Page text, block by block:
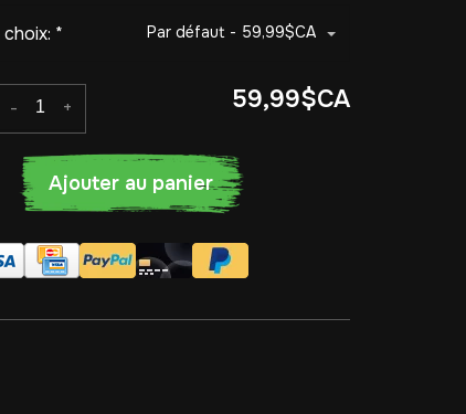
* Par défaut - 59,99$CA
+
- 59,99$CA
Ajouter au panier